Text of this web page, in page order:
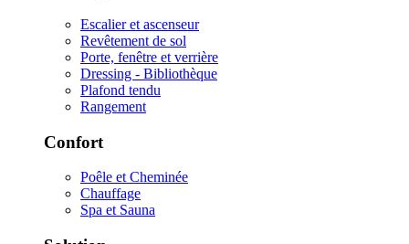
Escalier et ascenseur
Revêtement de sol
Porte, fenêtre et verrière
Dressing - Bibliothèque
Plafond tendu
Rangement
Confort
Poêle et Cheminée
Chauffage
Spa et Sauna